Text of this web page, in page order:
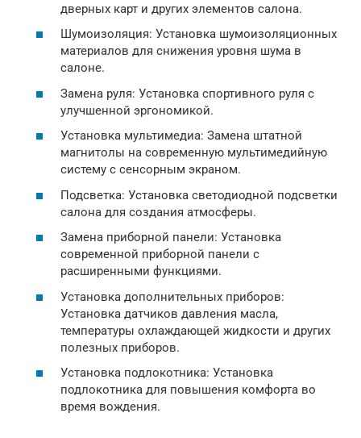
дверных карт и других элементов салона.
Шумоизоляция: Установка шумоизоляционных
материалов для снижения уровня шума в
салоне.
Замена руля: Установка спортивного руля с
улучшенной эргономикой.
Установка мультимедиа: Замена штатной
магнитолы на современную мультимедийную
систему с сенсорным экраном.
Подсветка: Установка светодиодной подсветки
салона для создания атмосферы.
Замена приборной панели: Установка
современной приборной панели с
расширенными функциями.
Установка дополнительных приборов:
Установка датчиков давления масла,
температуры охлаждающей жидкости и других
полезных приборов.
Установка подлокотника: Установка
подлокотника для повышения комфорта во
время вождения.